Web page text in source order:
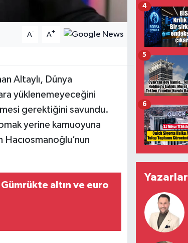
A- A+
Altaylı, Dünya
yüklenemeyeceğini
gerektiğini savundu.
yerine kamuoyuna
Hacıosmanoğlu’nun
Gümrükte altın ve euro
4
5
6
Yazarlar